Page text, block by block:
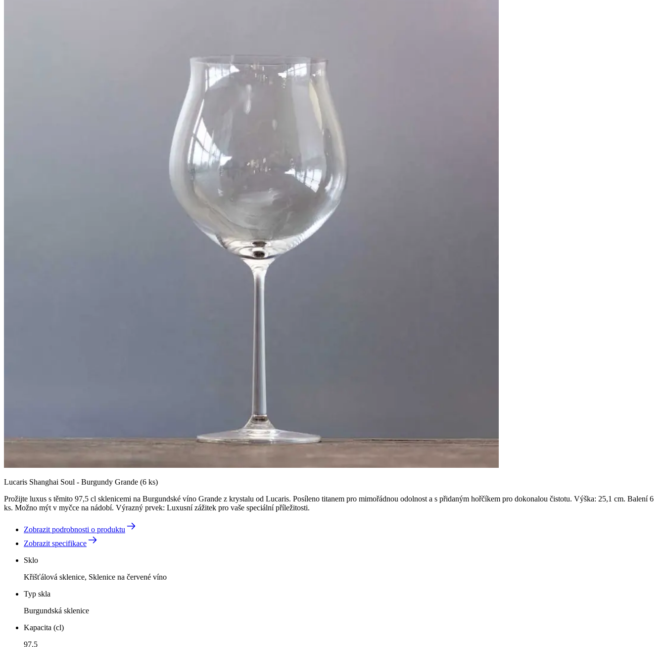
Lucaris Shanghai Soul - Burgundy Grande (6 ks)
Prožijte luxus s těmito 97,5 cl sklenicemi na Burgundské víno Grande z krystalu od Lucaris. Posíleno titanem pro mimořádnou odolnost a s přidaným hořčíkem pro dokonalou čistotu. Výška: 25,1 cm. Balení 6
ks. Možno mýt v myčce na nádobí. Výrazný prvek: Luxusní zážitek pro vaše speciální příležitosti.
Zobrazit podrobnosti o produktu
Zobrazit specifikace
Sklo
Křišťálová sklenice, Sklenice na červené víno
Typ skla
Burgundská sklenice
Kapacita (cl)
97.5